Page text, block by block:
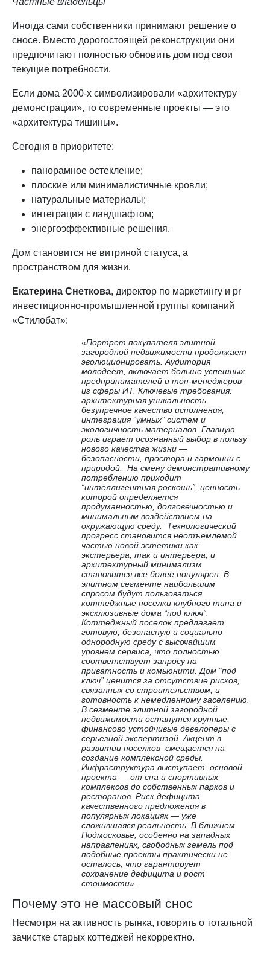
Иногда сами собственники принимают решение о
сносе. Вместо дорогостоящей реконструкции они
предпочитают полностью обновить дом под свои
текущие потребности.
Если дома 2000-х символизировали «архитектуру
демонстрации», то современные проекты — это
«архитектура тишины».
Сегодня в приоритете:
панорамное остекление;
плоские или минималистичные кровли;
натуральные материалы;
интеграция с ландшафтом;
энергоэффективные решения.
Дом становится не витриной статуса, а
пространством для жизни.
Екатерина Снеткова, директор по маркетингу и pr
инвестиционно-промышленной группы компаний
«Стилобат»:
«Портрет покупателя элитной
загородной недвижимости продолжает
эволюционировать. Аудитория
молодеет, включает больше успешных
предпринимателей и топ-менеджеров
из сферы ИТ. Ключевые требования:
архитектурная уникальность,
безупречное качество исполнения,
интеграция “умных” систем и
экологичность материалов. Главную
роль играет осознанный выбор в пользу
нового качества жизни —
безопасности, простора и гармонии с
природой. На смену демонстративному
потреблению приходит
“интеллигентная роскошь”, ценность
которой определяется
продуманностью, долговечностью и
минимальным воздействием на
окружающую среду. Технологический
прогресс становится неотъемлемой
частью новой эстетики как
экстерьера, так и интерьера, и
архитектурный минимализм
становится все более популярен. В
элитном сегменте наибольшим
спросом будут пользоваться
коттеджные поселки клубного типа и
эксклюзивные дома “под ключ”.
Коттеджный поселок предлагает
готовую, безопасную и социально
однородную среду с высочайшим
уровнем сервиса, что полностью
соответствует запросу на
приватность и комьюнити. Дом “под
ключ” ценится за отсутствие рисков,
связанных со строительством, и
готовность к немедленному заселению.
В сегменте элитной загородной
недвижимости останутся крупные,
финансово устойчивые девелоперы с
серьезной экспертизой. Акцент в
развитии поселков смещается на
создание комплексной среды.
Инфраструктура выступает основой
проекта — от спа и спортивных
комплексов до собственных парков и
ресторанов. Риск дефицита
качественного предложения в
популярных локациях — уже
сложившаяся реальность. В ближнем
Подмосковье, особенно на западных
направлениях, свободных земель под
подобные проекты практически не
осталось, что гарантирует
сохранение дефицита и рост
стоимости».
Почему это не массовый снос
Несмотря на активность рынка, говорить о тотальной
зачистке старых коттеджей некорректно.